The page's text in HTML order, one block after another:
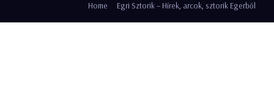
Home Egri Sztorik – Hírek, arcok, sztorik Egerből